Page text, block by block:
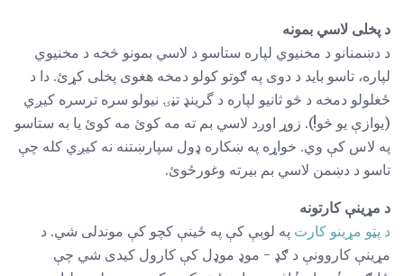
د پخلی لاسي بمونه
د دښمنانو د مخنیوي لپاره ستاسو د لاسي بمونو څخه د مخنیوي
لپاره، تاسو باید د دوی په ګوتو کولو دمخه هغوی پخلی کړئ. دا د
ځغلولو دمخه د څو ثانیو لپاره د گرینډ تڼۍ نیولو سره ترسره کیږي
(یوازې یو څو!). زوړ اوږد لاسي بم ته مه کوئ مه کوئ یا به ستاسو
په لاس کې وي. خواړه په ښکاره ډول سپارښتنه نه کیږي کله چې
تاسو د دښمن لاسي بم بیرته وغورځوئ.
د مړینې کارتونه
د پټو مړینو کارت په لوبې کې په ځینې کچو کې موندلی شي. د
مړینې کاروونې د ګډ - موډ موډل کې کارول کیدی شي چې